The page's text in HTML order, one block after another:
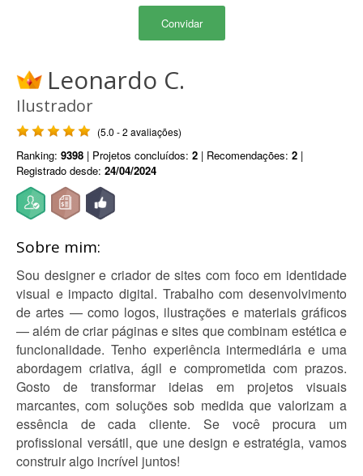
Convidar
Leonardo C.
Ilustrador
(5.0 - 2 avaliações)
Ranking: 9398 | Projetos concluídos: 2 | Recomendações: 2 |
Registrado desde: 24/04/2024
Sobre mim:
Sou designer e criador de sites com foco em identidade
visual e impacto digital. Trabalho com desenvolvimento
de artes — como logos, ilustrações e materiais gráficos
— além de criar páginas e sites que combinam estética e
funcionalidade. Tenho experiência intermediária e uma
abordagem criativa, ágil e comprometida com prazos.
Gosto de transformar ideias em projetos visuais
marcantes, com soluções sob medida que valorizam a
essência de cada cliente. Se você procura um
profissional versátil, que une design e estratégia, vamos
construir algo incrível juntos!